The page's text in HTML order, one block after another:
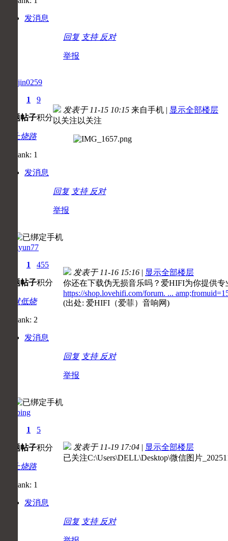
发消息
回复 支持 反对
举报
qianjin0259
主题
1
帖子
9
积分
初上烧路
发消息
发表于 11-15 10:15 来自手机 | 显示全部楼层
以关注以关注
回复 支持 反对
举报
fengyun77
主题
1
帖子
455
积分
默默低烧
发消息
发表于 11-16 15:16 | 显示全部楼层
你还在下载伪无损音乐吗？爱HIFI为你提供专
https://shop.lovehifi.com/forum. ...
(出处: 爱HIFI（爱菲）音响网)
回复 支持 反对
举报
kmjbing
主题
1
帖子
5
积分
初上烧路
发消息
发表于 11-19 17:04 | 显示全部楼层
已关注C:\Users\DELL\Desktop\微信图片
回复 支持 反对